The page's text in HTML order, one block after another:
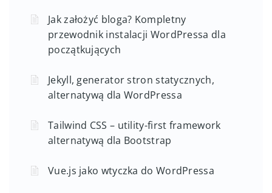
Jak założyć bloga? Kompletny
przewodnik instalacji WordPressa dla
początkujących
Jekyll, generator stron statycznych,
alternatywą dla WordPressa
Tailwind CSS – utility-first framework
alternatywą dla Bootstrap
Vue.js jako wtyczka do WordPressa